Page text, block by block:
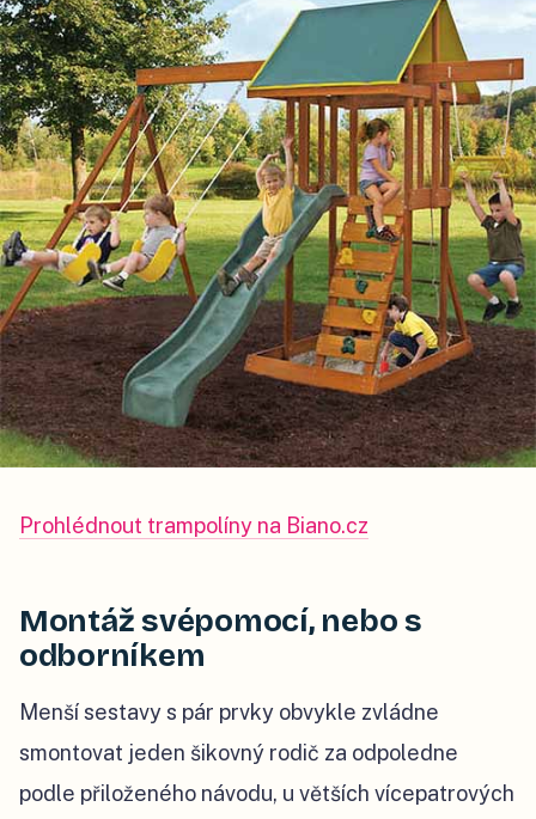
Prohlédnout trampolíny na Biano.cz
Montáž svépomocí, nebo s
odborníkem
Menší sestavy s pár prvky obvykle zvládne
smontovat jeden šikovný rodič za odpoledne
podle přiloženého návodu, u větších vícepatrových